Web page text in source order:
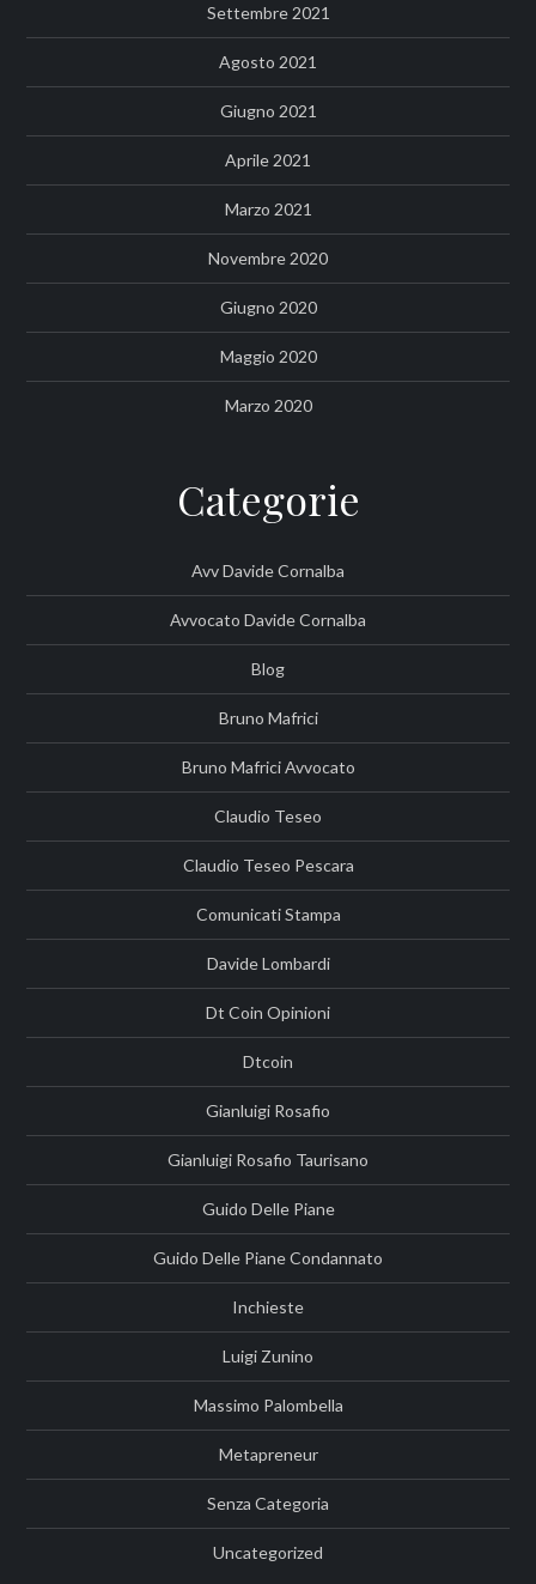
Settembre 2021
Agosto 2021
Giugno 2021
Aprile 2021
Marzo 2021
Novembre 2020
Giugno 2020
Maggio 2020
Marzo 2020
Categorie
Avv Davide Cornalba
Avvocato Davide Cornalba
Blog
Bruno Mafrici
Bruno Mafrici Avvocato
Claudio Teseo
Claudio Teseo Pescara
Comunicati Stampa
Davide Lombardi
Dt Coin Opinioni
Dtcoin
Gianluigi Rosafio
Gianluigi Rosafio Taurisano
Guido Delle Piane
Guido Delle Piane Condannato
Inchieste
Luigi Zunino
Massimo Palombella
Metapreneur
Senza Categoria
Uncategorized